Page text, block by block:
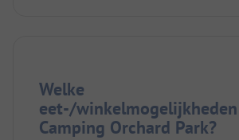
Welke
eet-/
Camping Orchard Park?